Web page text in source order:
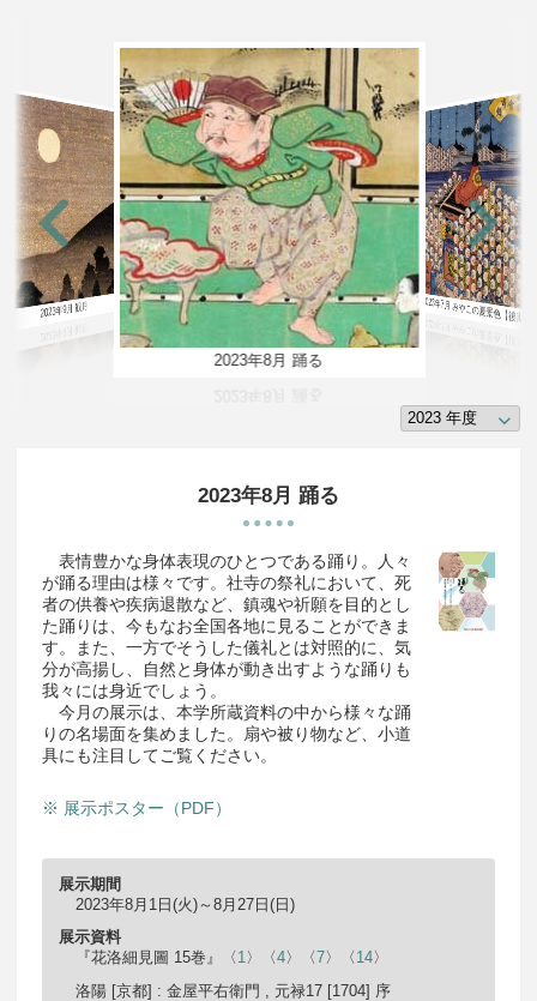
2023年9月 観月
2023年8月 踊る
2023年7月 みやこの夏景色【後期】
2023年8月 踊る
表情豊かな身体表現のひとつである踊り。人々
が踊る理由は様々です。社寺の祭礼において、死
者の供養や疾病退散など、鎮魂や祈願を目的とし
た踊りは、今もなお全国各地に見ることができま
す。また、一方でそうした儀礼とは対照的に、気
分が高揚し、自然と身体が動き出すような踊りも
我々には身近でしょう。
今月の展示は、本学所蔵資料の中から様々な踊
りの名場面を集めました。扇や被り物など、小道
具にも注目してご覧ください。
※ 展示ポスター（PDF）
展示期間
2023年8月1日(火)～8月27日(日)
展示資料
『花洛細見圖 15巻』〈 1〉〈4〉〈 7〉〈 14〉
洛陽 [京都] : 金屋平右衛門 , 元禄17 [1704] 序